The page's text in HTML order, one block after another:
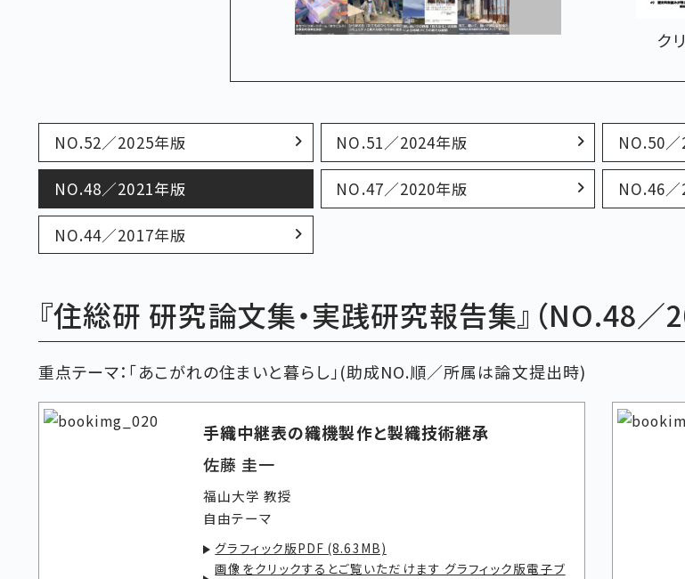
ク
NO.52／2025年版 NO.51／2024年版 NO.50
NO.48／2021年版 NO.47／2020年版 NO.46
NO.44／2017年版
『住総研 研究論文集・実践研究報告集』（NO.48／
重点テーマ：「あこがれの住まいと暮らし」(助成NO.順／所属は論文提出時)
手織中継表の織機製作と製織技術継承
佐藤 圭一
福山大学 教授
自由テーマ
グラフィック版PDF (8.63MB)
画像をクリックするとご覧いただけます グラフィック版電子ブ